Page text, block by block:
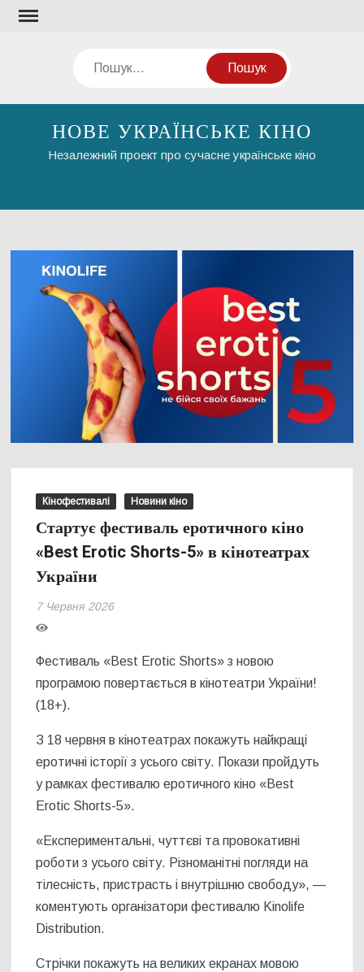
Перейти
Пошук
НОВЕ УКРАЇНСЬКЕ КІНО
Незалежний проект про сучасне українське кіно
Кінофестивалі Новини кіно
Стартує фестиваль еротичного кіно
«Best Erotic Shorts-5» в кінотеатрах
України
7 Червня 2026
Фестиваль «Best Erotic Shorts» з новою
програмою повертається в кінотеатри України!
(18+).
З 18 червня в кінотеатрах покажуть найкращі
еротичні історії з усього світу. Покази пройдуть
у рамках фестивалю еротичного кіно «Best
Erotic Shorts-5».
«Експериментальні, чуттєві та провокативні
роботи з усього світу. Різноманітні погляди на
тілесність, пристрасть і внутрішню свободу», —
коментують організатори фестивалю Kinolife
Distribution.
Стрічки покажуть на великих екранах мовою